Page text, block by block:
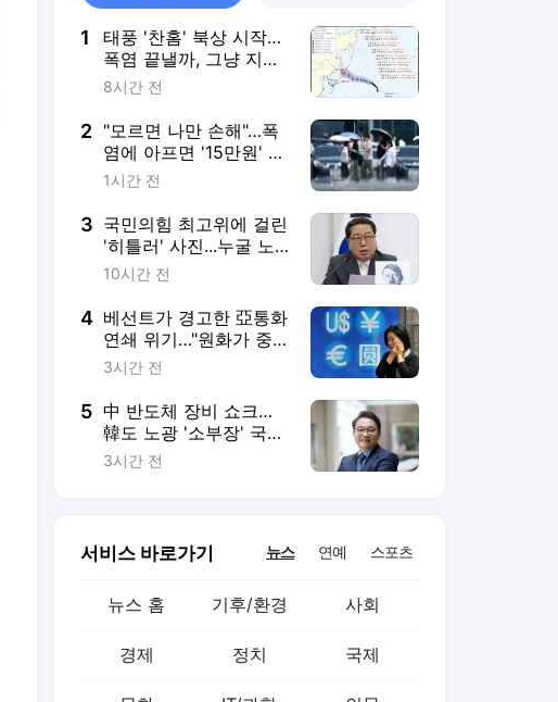
1
태풍 '찬홈' 북상 시작…
폭염 끝낼까, 그냥 지나
갈까
8시간 전
2 "모르면 나만 손해"…폭
염에 아프면 '15만원' 받
는다
1시간 전
3 국민의힘 최고위에 걸린
'히틀러' 사진...누굴 노
렸나
10시간 전
4 베선트가 경고한 亞통화
연쇄 위기…"원화가 중·
일 쇼크 징검다리"
3시간 전
5 中 반도체 장비 쇼크…
韓도 노광 '소부장' 국산
화해야
3시간 전
서비스 바로가기 뉴스 연예 스포츠
뉴스 홈 기후/환경 사회
경제 정치 국제